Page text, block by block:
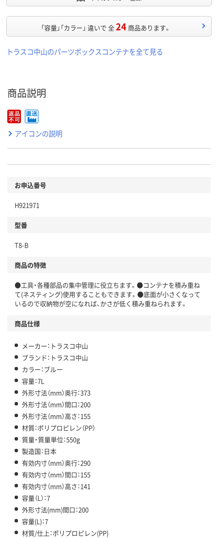
「容量」「カラー」 違いで 全24 商品あります。
トラスコ中山のパーツボックスコンテナを全て見る
商品説明
アイコンの説明
お申込番号
H921971
型番
T8-B
商品の特徴
●工具・各種部品の集中管理に役立ちます。●コンテナを積み重ね
て(ネスティング)使用することもできます。●底面が小さくなって
いるので収納物が空になれば、かさが低く積み重ねられます。
商品仕様
メーカー：トラスコ中山
ブランド：トラスコ中山
カラー：ブルー
容量：7L
外形寸法（mm）奥行：373
外形寸法（mm）間口：200
外形寸法（mm）高さ：155
材質：ポリプロピレン（PP）
質量・質量単位：550g
製造国：日本
有効内寸（mm）奥行：290
有効内寸（mm）間口：155
有効内寸（mm）高さ：141
容量（L）：7
外形寸法(mm)間口：200
容量(L)：7
材質/仕上：ポリプロピレン(PP)